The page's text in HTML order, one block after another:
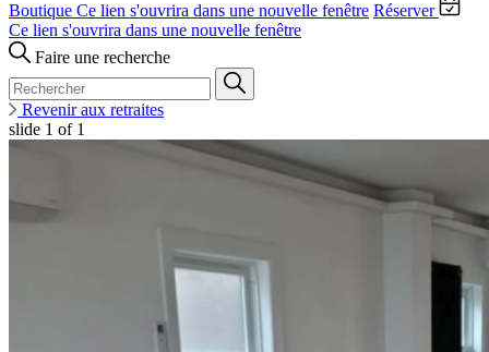
Boutique Ce lien s'ouvrira dans une nouvelle fenêtre Réserver
Ce lien s'ouvrira dans une nouvelle fenêtre
Faire une recherche
Revenir aux retraites
slide 1 of 1